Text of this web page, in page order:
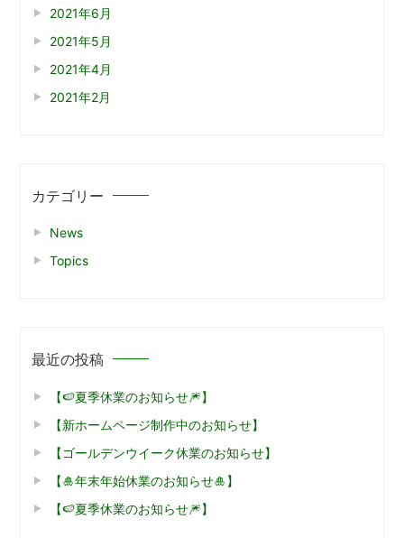
2021年6月
2021年5月
2021年4月
2021年2月
カテゴリー
News
Topics
最近の投稿
【🍉夏季休業のお知らせ🎆】
【新ホームページ制作中のお知らせ】
【ゴールデンウイーク休業のお知らせ】
【🎍年末年始休業のお知らせ🎍】
【🍉夏季休業のお知らせ🎆】